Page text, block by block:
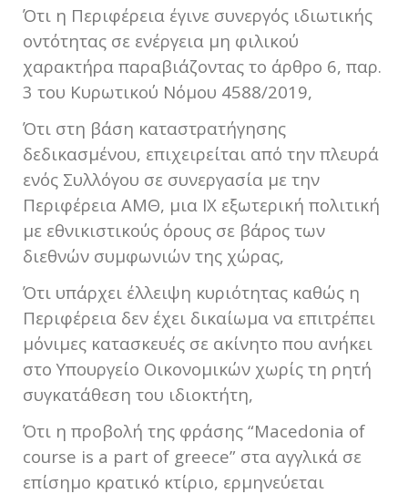
Ότι η Περιφέρεια έγινε συνεργός ιδιωτικής
οντότητας σε ενέργεια μη φιλικού
χαρακτήρα παραβιάζοντας το άρθρο 6, παρ.
3 του Κυρωτικού Νόμου 4588/2019,
Ότι στη βάση καταστρατήγησης
δεδικασμένου, επιχειρείται από την πλευρά
ενός Συλλόγου σε συνεργασία με την
Περιφέρεια ΑΜΘ, μια ΙΧ εξωτερική πολιτική
με εθνικιστικούς όρους σε βάρος των
διεθνών συμφωνιών της χώρας,
Ότι υπάρχει έλλειψη κυριότητας καθώς η
Περιφέρεια δεν έχει δικαίωμα να επιτρέπει
μόνιμες κατασκευές σε ακίνητο που ανήκει
στο Υπουργείο Οικονομικών χωρίς τη ρητή
συγκατάθεση του ιδιοκτήτη,
Ότι η προβολή της φράσης “Macedonia of
course is a part of greece” στα αγγλικά σε
επίσημο κρατικό κτίριο, ερμηνεύεται